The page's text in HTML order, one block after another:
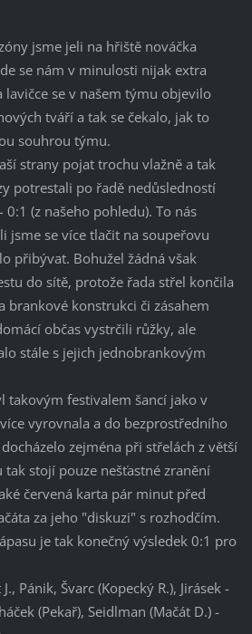
jsme jeli na hřiště nováčka
se nám v minulosti nijak extra
lavičce se v našem týmu objevilo
tváří a tak se čekalo, jak to
souhrou týmu.
strany pojat trochu vlažně a tak
potrestali po řadě nedůsledností
(z našeho pohledu). To nás
jsme se více tlačit na soupeřovu
přibývat. Bohužel žádná však
do sítě, protože řada střel končila
brankové konstrukci či zásahem
občas vystrčili růžky, ale
stále s jejich jednobrankovým
takovým festivalem šancí jako v
vyrovnala a do bezprostředního
zejména při střelách z větší
stojí pouze nešťastné zranění
červená karta pár minut před
za jeho "diskuzi" s rozhodčím.
je tak konečný výsledek 0:1 pro
Pánik, Švarc (Kopecký R.), Jirásek -
(Pekař), Seidlman (Mačát D.) -